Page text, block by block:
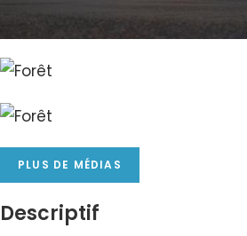
PLUS DE MÉDIAS
Descriptif